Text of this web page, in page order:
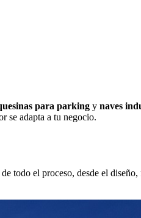
para parking y naves
se adapta a tu negocio.
todo el proceso, desde el